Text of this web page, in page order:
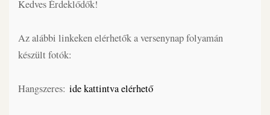
Kedves Érdeklődők!
Az alábbi linkeken elérhetők a versenynap folyamán
készült fotók:
Hangszeres: ide kattintva elérhető